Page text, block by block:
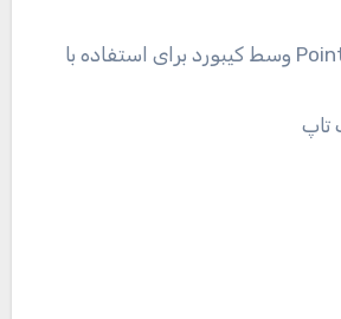
موس پد Pointstick وسط کیبورد برای استفاده با
تاپ